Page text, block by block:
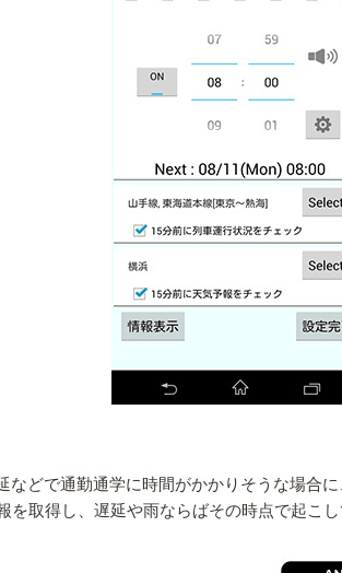
などで通勤通学に時間がかかりそうな場合
取得し、遅延や雨ならばその時点で起こし